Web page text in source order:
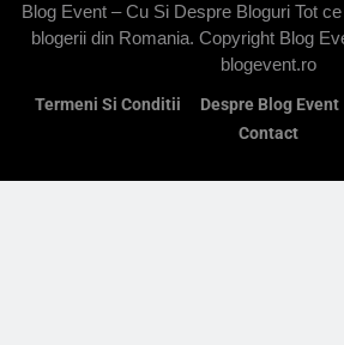
Blog Event – Cu Si Despre Bloguri Tot
blogerii din Romania. Copyright Blog
blogevent.ro
Termeni Si Conditii
Despre Blog Event
Contact